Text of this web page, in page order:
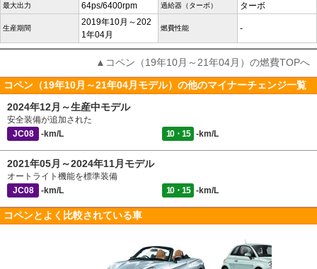
最大出力 64ps/6400rpm 過給器（ターボ） ターボ
生産期間
2019年10月～202
1年04月
燃費性能 -
▲コペン（19年10月～21年04月）の燃費TOPへ
コペン（19年10月～21年04月モデル）の他のマイナーチェンジ一覧
2024年12月～生産中モデル
安全装備が追加された
JC08
-km/L 10・15 -km/L
2021年05月～2024年11月モデル
オートライト機能を標準装備
JC08
-km/L 10・15 -km/L
コペンとよく比較されている車